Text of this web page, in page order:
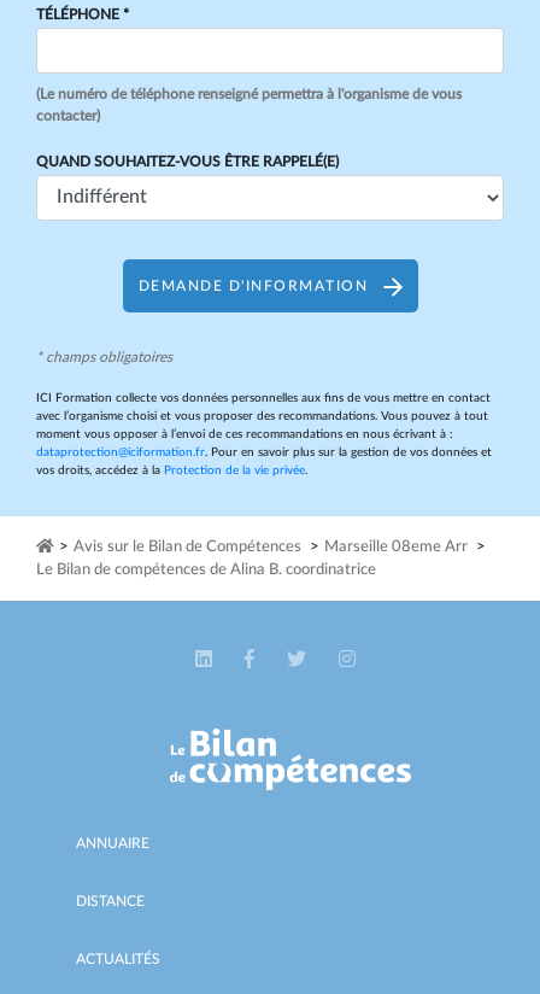
TÉLÉPHONE *
(Le numéro de téléphone renseigné permettra à l'organisme de vous
contacter)
QUAND SOUHAITEZ-VOUS ÊTRE RAPPELÉ(E)
DEMANDE D'INFORMATION
* champs obligatoires
ICI Formation collecte vos données personnelles aux fins de vous mettre en contact
avec l’organisme choisi et vous proposer des recommandations. Vous pouvez à tout
moment vous opposer à l’envoi de ces recommandations en nous écrivant à :
dataprotection@iciformation.fr. Pour en savoir plus sur la gestion de vos données et
vos droits, accédez à la Protection de la vie privée.
> Avis sur le Bilan de Compétences > Marseille 08eme Arr
>
Le Bilan de compétences de Alina B. coordinatrice
ANNUAIRE
DISTANCE
ACTUALITÉS